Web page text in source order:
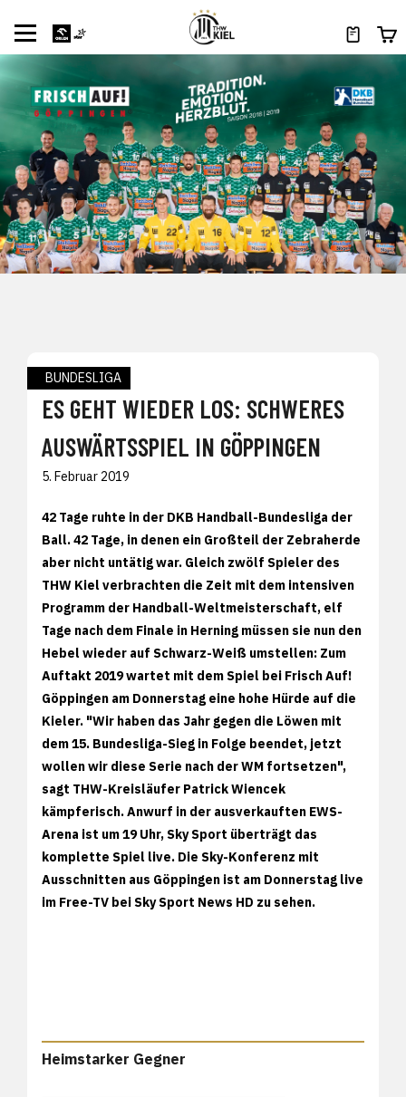
BUNDESLIGA
ES GEHT WIEDER LOS: SCHWERES
AUSWÄRTSSPIEL IN GÖPPINGEN
5. Februar 2019
42 Tage ruhte in der DKB Handball-Bundesliga der
Ball. 42 Tage, in denen ein Großteil der Zebraherde
aber nicht untätig war. Gleich zwölf Spieler des
THW Kiel verbrachten die Zeit mit dem intensiven
Programm der Handball-Weltmeisterschaft, elf
Tage nach dem Finale in Herning müssen sie nun den
Hebel wieder auf Schwarz-Weiß umstellen: Zum
Auftakt 2019 wartet mit dem Spiel bei Frisch Auf!
Göppingen am Donnerstag eine hohe Hürde auf die
Kieler. "Wir haben das Jahr gegen die Löwen mit
dem 15. Bundesliga-Sieg in Folge beendet, jetzt
wollen wir diese Serie nach der WM fortsetzen",
sagt THW-Kreisläufer Patrick Wiencek
kämpferisch. Anwurf in der ausverkauften EWS-
Arena ist um 19 Uhr, Sky Sport überträgt das
komplette Spiel live. Die Sky-Konferenz mit
Ausschnitten aus Göppingen ist am Donnerstag live
im Free-TV bei Sky Sport News HD zu sehen.
Heimstarker Gegner